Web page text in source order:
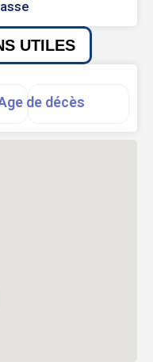
UTILES
de décès